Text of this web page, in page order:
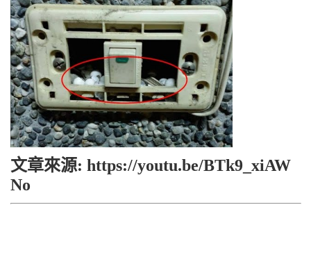
文章來源: https://youtu.be/BTk9_xiAW
No